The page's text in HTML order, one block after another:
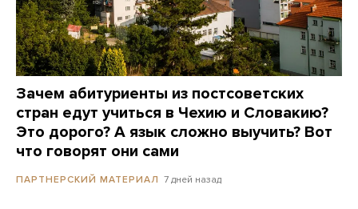
Зачем абитуриенты из постсоветских
стран едут учиться в Чехию и Словакию?
Это дорого? А язык сложно выучить? Вот
что говорят они сами
ПАРТНЕРСКИЙ МАТЕРИАЛ 7 дней назад